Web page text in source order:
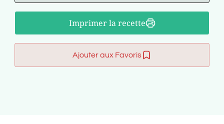
Imprimer la recette
Ajouter aux Favoris